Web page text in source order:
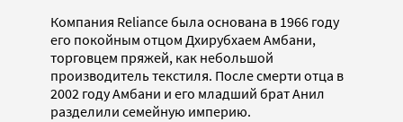
Компания Reliance была основана в 1966 году
его покойным отцом Дхирубхаем Амбани,
торговцем пряжей, как небольшой
производитель текстиля. После смерти отца в
2002 году Амбани и его младший брат Анил
разделили семейную империю.